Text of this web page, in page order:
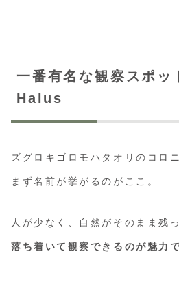
一番有名な観察スポ
Halus
ズグロキゴロモハタオリのコロ
まず名前が挙がるのがここ。
人が少なく、自然がそのまま残
落ち着いて観察できるのが魅力で